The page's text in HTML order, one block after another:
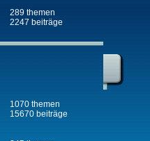
289 themen
2247 beiträge
1070 themen
15670 beiträge